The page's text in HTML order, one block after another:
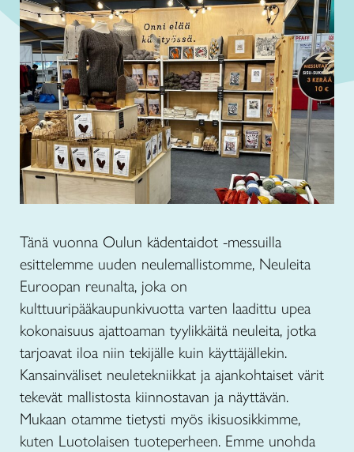
Tänä vuonna Oulun kädentaidot -messuilla
esittelemme uuden neulemallistomme, Neuleita
Euroopan reunalta, joka on
kulttuuripääkaupunkivuotta varten laadittu upea
kokonaisuus ajattoaman tyylikkäitä neuleita, jotka
tarjoavat iloa niin tekijälle kuin käyttäjällekin.
Kansainväliset neuletekniikkat ja ajankohtaiset värit
tekevät mallistosta kiinnostavan ja näyttävän.
Mukaan otamme tietysti myös ikisuosikkimme,
kuten Luotolaisen tuoteperheen. Emme unohda